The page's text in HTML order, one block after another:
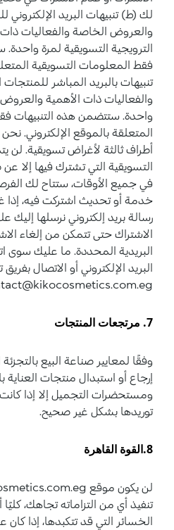
لك (ط) تنبيهات البريد الإلكتروني
والعروض الخاصة والفعاليات ذات
الترويجية التسويقية لمرة واحدة.
فقط المعلومات التسويقية
تنبيهات بالبريد المباشر
والفعاليات ذات الأهمية والعروض
واحدة. ستتضمن هذه التنبيهات
المتعلقة بالموقع الإلكتروني. نحن لا
أطراف ثالثة لأغراض تسويقية. لن يتم
التسويقية التي تشترك فيها إلا عن
في جميع الأوقات، ستتاح لك
خدمة أو تحديث اشتركت فيه، إذا
رسالة بريد إلكتروني نرسلها إليك
الاشتراك حتى تتمكن من إلغاء
البريدية المحددة. ما عليك سوى
البريد الإلكتروني أو الاتصال بفريق
وفقًا لمعايير صناعة البيع بالتجزئة
إرجاع أو استبدال منتجات العناية
ومستحضرات التجميل إلا إذا كانت
توريدها بشكل غير صحيح.
تنفيذ أي من التزاماته تجاهك، كليًا أو
الخسائر التي قد تتكبدها، إذا كان